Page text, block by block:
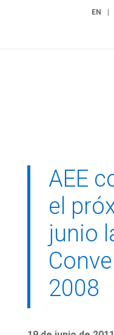
EN
AEE
el
junio
2008